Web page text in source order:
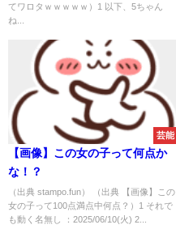
てワロタｗｗｗｗｗ）1 以下、5ちゃん
ね...
芸能
【画像】この女の子って何点か
な！？
（出典 stampo.fun） （出典 【画像】この
女の子って100点満点中何点？）1 それで
も動く名無し ：2025/06/10(火) 2...